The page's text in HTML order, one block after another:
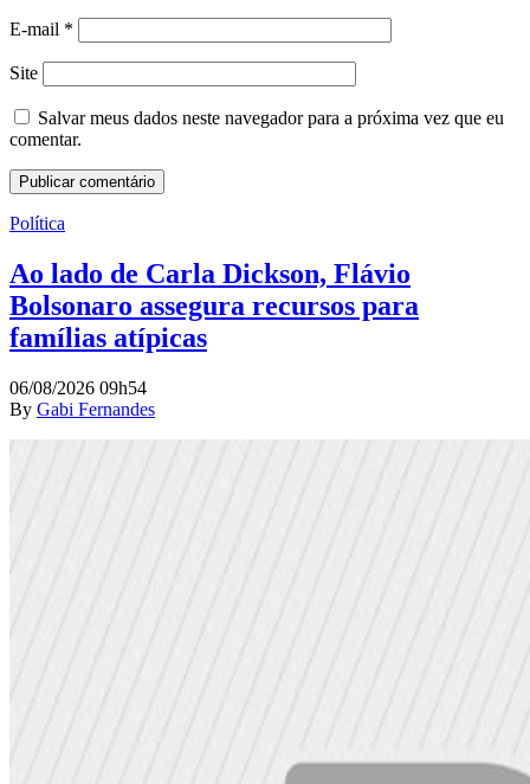
E-mail *
Site
Salvar meus dados neste navegador para a próxima vez que eu
comentar.
Política
Ao lado de Carla Dickson, Flávio
Bolsonaro assegura recursos para
famílias atípicas
06/08/2026 09h54
By Gabi Fernandes